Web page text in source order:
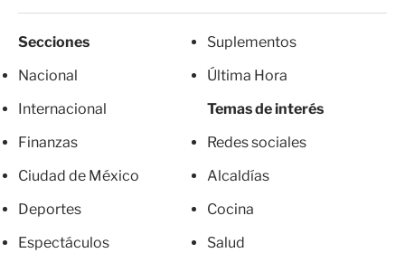
Secciones
Nacional
Internacional
Finanzas
Ciudad de México
Deportes
Espectáculos
Suplementos
Última Hora
Temas de interés
Redes sociales
Alcaldías
Cocina
Salud